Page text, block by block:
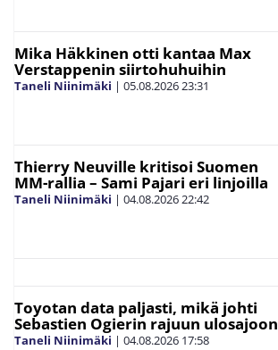
Mika Häkkinen otti kantaa Max
Verstappenin siirtohuhuihin
Taneli Niinimäki | 05.08.202623:31
Thierry Neuville kritisoi Suomen
MM-rallia – Sami Pajari eri linjoilla
Taneli Niinimäki | 04.08.202622:42
Toyotan data paljasti, mikä johti
Sebastien Ogierin rajuun ulosajoon
Taneli Niinimäki | 04.08.2026 17:58